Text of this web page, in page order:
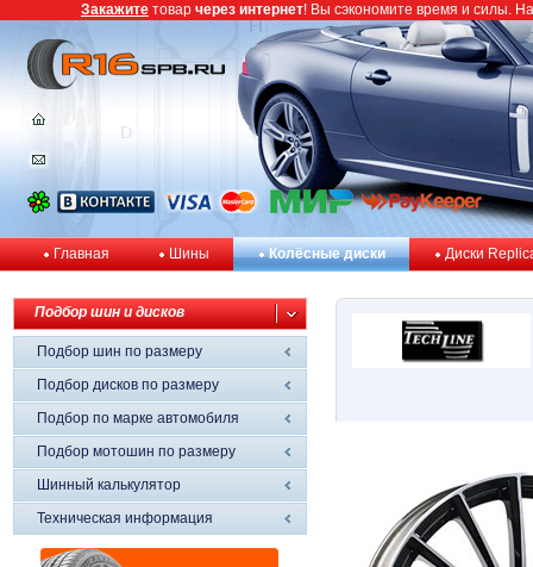
Главная Шины Колёсные диски Диски
Подбор шин и дисков
Подбор шин по размеру
Подбор дисков по размеру
Подбор по марке автомобиля
Подбор мотошин по размеру
Шинный калькулятор
Техническая информация
Закажите товар через интернет! Вы сэкономите время и силы.